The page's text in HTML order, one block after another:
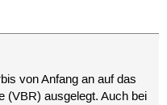
von Anfang an auf das
(VBR) ausgelegt. Auch bei